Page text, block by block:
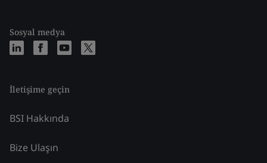
Sosyal medya
İletişime geçin
BSI Hakkında
Bize Ulaşın